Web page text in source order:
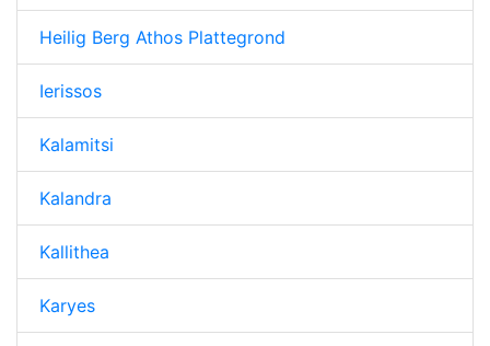
Heilig Berg Athos Plattegrond
Ierissos
Kalamitsi
Kalandra
Kallithea
Karyes